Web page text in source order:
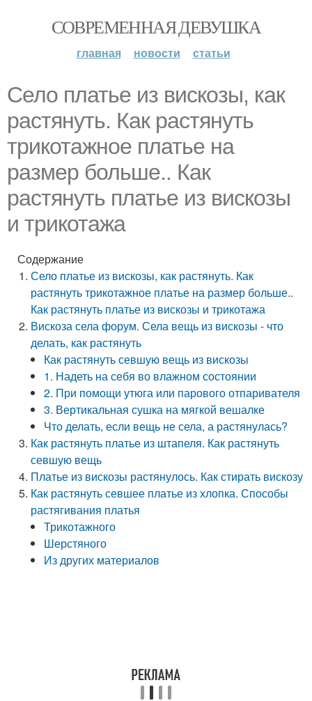
СОВРЕМЕННАЯ ДЕВУШКА
главная новости статьи
Село платье из вискозы, как
растянуть. Как растянуть
трикотажное платье на
размер больше.. Как
растянуть платье из вискозы
и трикотажа
Содержание
Село платье из вискозы, как растянуть. Как
растянуть трикотажное платье на размер больше..
Как растянуть платье из вискозы и трикотажа
Вискоза села форум. Села вещь из вискозы - что
делать, как растянуть
Как растянуть севшую вещь из вискозы
1. Надеть на себя во влажном состоянии
2. При помощи утюга или парового отпаривателя
3. Вертикальная сушка на мягкой вешалке
Что делать, если вещь не села, а растянулась?
Как растянуть платье из штапеля. Как растянуть
севшую вещь
Платье из вискозы растянулось. Как стирать вискозу
Как растянуть севшее платье из хлопка. Способы
растягивания платья
Трикотажного
Шерстяного
Из других материалов